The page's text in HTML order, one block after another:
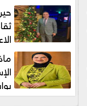
طبيعية
للتجارة العالمية